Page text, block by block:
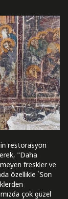
restorasyon
"Daha
freskler ve
özellikle `Son
çok güzel